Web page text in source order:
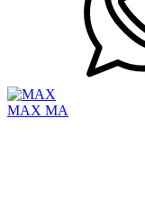
MAX MA